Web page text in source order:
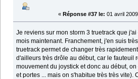
« Réponse #37 le: 01 avril
Je reviens sur mon storm 3 truetrack que
mois maintenant. Franchement, j'en suis
truetrack permet de changer très
d'ailleurs très drôle au début, car le fauteuil
mouvement du joystick et donc au début,
et portes ... mais on s'habitue très très vite).